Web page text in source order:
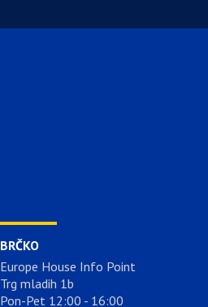
BRČKO
Europe House Info Point
Trg mladih 1b
Pon-Pet 12:00 - 16:00